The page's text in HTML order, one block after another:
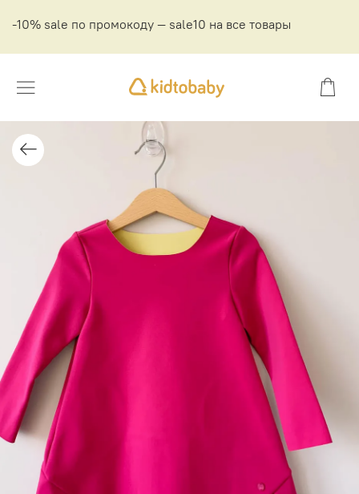
-10% sale по промокоду — sale10 на все товары